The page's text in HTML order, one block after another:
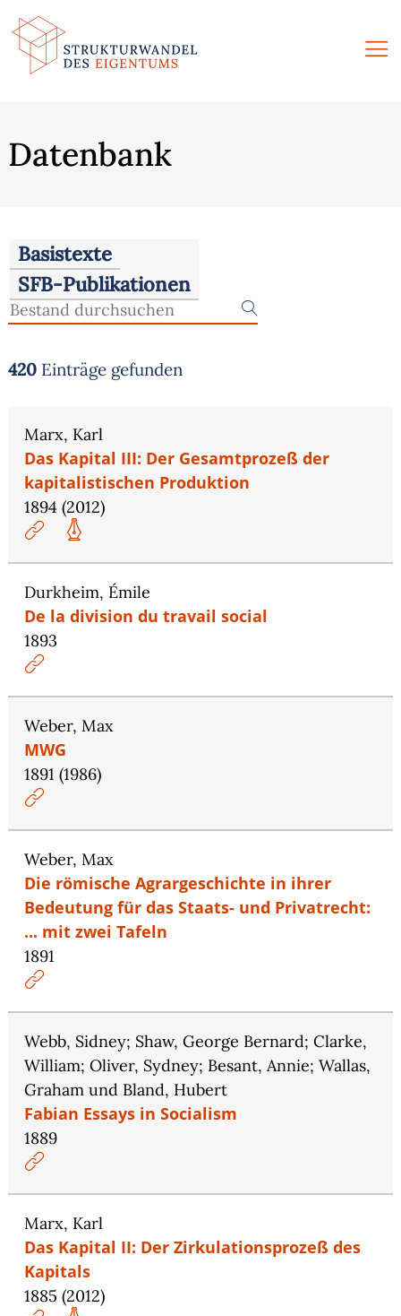
Zum
Inhalt
springen
Datenbank
Basistexte
SFB-Publikationen
420 Einträge gefunden
Marx, Karl
Das Kapital III: Der Gesamtprozeß der
kapitalistischen Produktion
1894 (2012)
Durkheim, Émile
De la division du travail social
1893
Weber, Max
MWG
1891 (1986)
Weber, Max
Die römische Agrargeschichte in ihrer
Bedeutung für das Staats- und Privatrecht:
... mit zwei Tafeln
1891
Webb, Sidney; Shaw, George Bernard; Clarke,
William; Oliver, Sydney; Besant, Annie; Wallas,
Graham und Bland, Hubert
Fabian Essays in Socialism
1889
Marx, Karl
Das Kapital II: Der Zirkulationsprozeß des
Kapitals
1885 (2012)